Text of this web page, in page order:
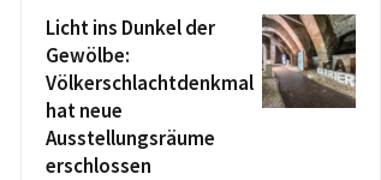
Licht ins Dunkel der
Gewölbe:
Völkerschlachtdenkmal
hat neue
Ausstellungsräume
erschlossen